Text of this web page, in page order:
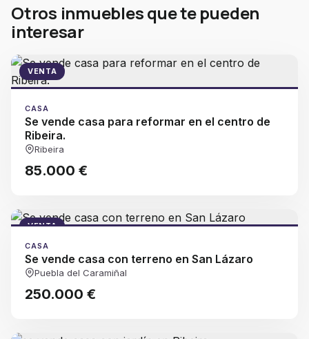
Otros inmuebles que te pueden
interesar
VENTA
CASA
Se vende casa para reformar en el centro de
Ribeira.
Ribeira
85.000 €
VENTA
CASA
Se vende casa con terreno en San Lázaro
Puebla del Caramiñal
250.000 €